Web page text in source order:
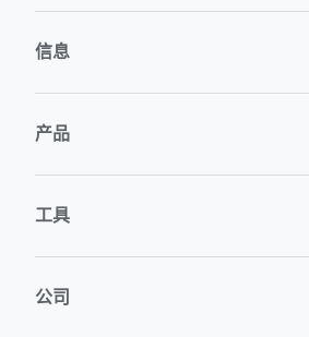
信息
产品
工具
公司